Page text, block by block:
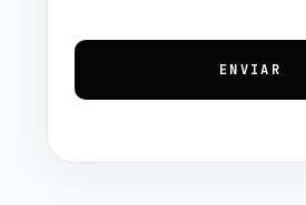
ENVIAR